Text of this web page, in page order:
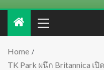
Home
TK Park ผนึก Britannica เปิ